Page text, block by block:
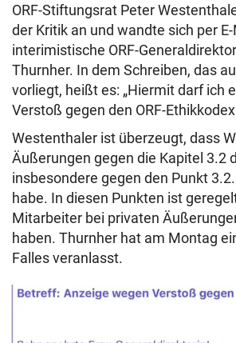
ORF-Stiftungsrat Peter
der Kritik an und wandte sich per
interimistische ORF-
Thurnher. In dem Schreiben, das
vorliegt, heißt es: „Hiermit darf ich
Verstoß gegen den ORF-
Westenthaler ist überzeugt, dass
Äußerungen gegen die Kapitel 3.2
insbesondere gegen den Punkt
habe. In diesen Punkten ist
Mitarbeiter bei privaten
haben. Thurnher hat am Montag
Falles veranlasst.